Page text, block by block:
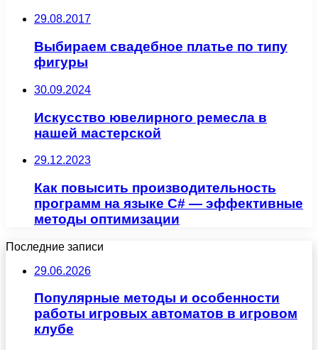
29.08.2017
Выбираем свадебное платье по типу
фигуры
30.09.2024
Искусство ювелирного ремесла в
нашей мастерской
29.12.2023
Как повысить производительность
программ на языке С# — эффективные
методы оптимизации
Последние записи
29.06.2026
Популярные методы и особенности
работы игровых автоматов в игровом
клубе